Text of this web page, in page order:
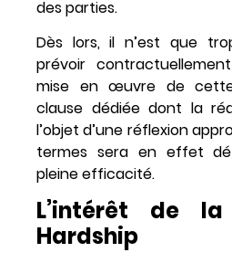
des parties.
Dès lors, il n’est que
prévoir
mise en œuvre de
clause dédiée dont la
l’objet d’une réflexion
termes sera en effet
pleine efficacité.
L’intérêt de
Hardship